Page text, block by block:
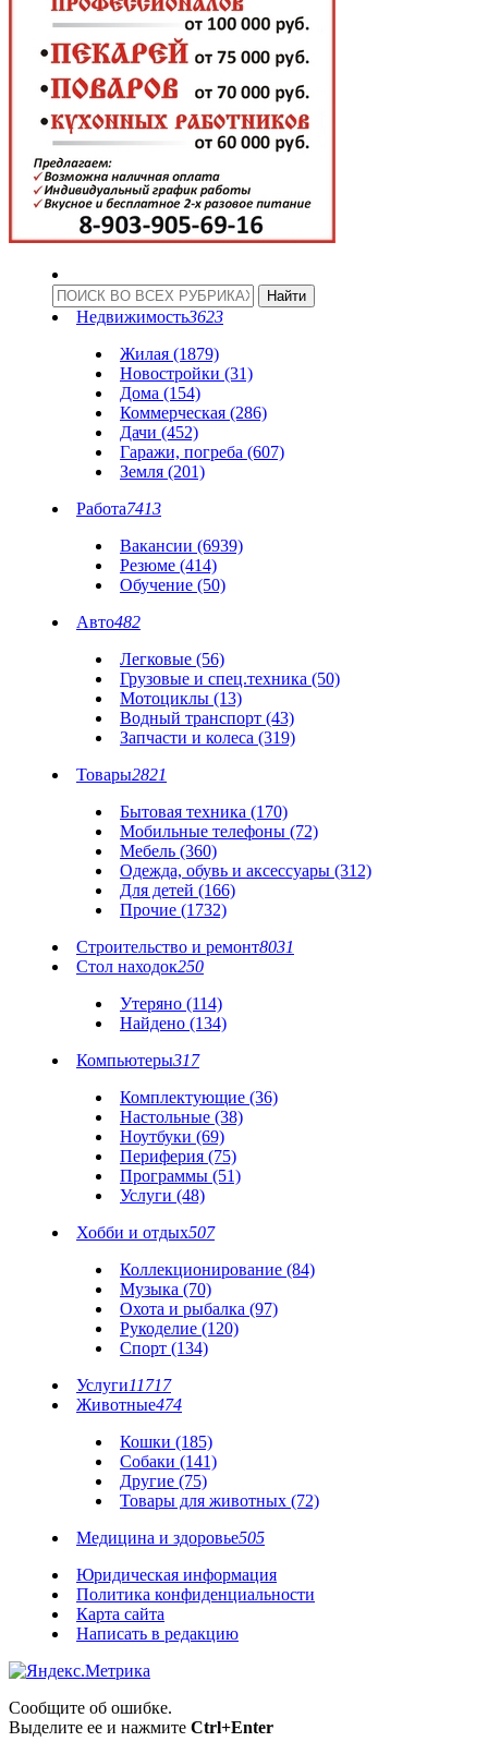
Недвижимость3623
Жилая (1879)
Новостройки (31)
Дома (154)
Коммерческая (286)
Дачи (452)
Гаражи, погреба (607)
Земля (201)
Работа7413
Вакансии (6939)
Резюме (414)
Обучение (50)
Авто482
Легковые (56)
Грузовые и спец.техника (50)
Мотоциклы (13)
Водный транспорт (43)
Запчасти и колеса (319)
Товары2821
Бытовая техника (170)
Мобильные телефоны (72)
Мебель (360)
Одежда, обувь и аксессуары (312)
Для детей (166)
Прочие (1732)
Строительство и ремонт8031
Стол находок250
Утеряно (114)
Найдено (134)
Компьютеры317
Комплектующие (36)
Настольные (38)
Ноутбуки (69)
Периферия (75)
Программы (51)
Услуги (48)
Хобби и отдых507
Коллекционирование (84)
Музыка (70)
Охота и рыбалка (97)
Рукоделие (120)
Спорт (134)
Услуги11717
Животные474
Кошки (185)
Собаки (141)
Другие (75)
Товары для животных (72)
Медицина и здоровье505
Юридическая информация
Политика конфиденциальности
Карта сайта
Написать в редакцию
Сообщите об ошибке.
Выделите ее и нажмите Ctrl+Enter